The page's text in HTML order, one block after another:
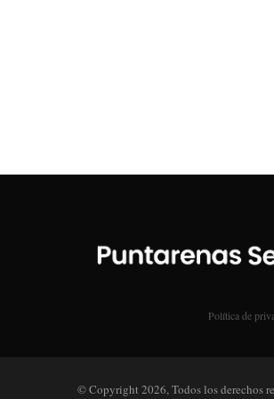
Política de
© Copyright 2026, Todos los derechos